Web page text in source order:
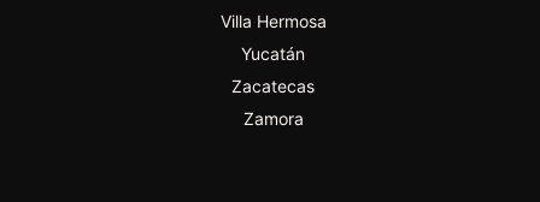
Villa Hermosa
Yucatán
Zacatecas
Zamora